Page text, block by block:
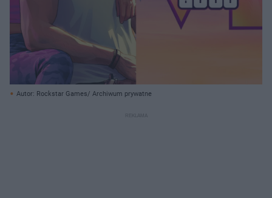
Autor: Rockstar Games/ Archiwum prywatne